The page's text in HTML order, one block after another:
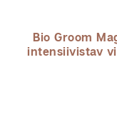
Bio Groom
intensiivistav